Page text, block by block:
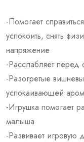
-Помогает
успокоить, снять
напряжение
-Расслабляет перед
-Разогретые
успокаивающей
-Игрушка помогает
малыша
-Развивает игровую